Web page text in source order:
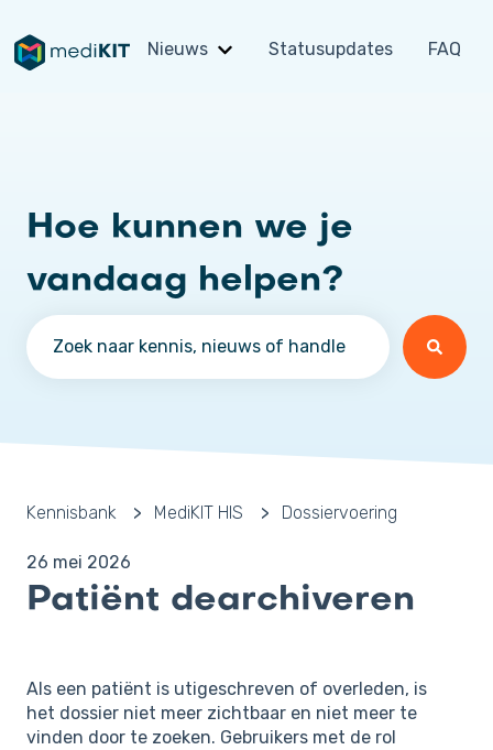
Nieuws
Submenu tonen voor Nieuws
Statusupdates FAQ
Hoe kunnen we je
vandaag helpen?
Kennisbank MediKIT HIS Dossiervoering
26 mei 2026
Patiënt dearchiveren
Als een patiënt is utigeschreven of overleden, is
het dossier niet meer zichtbaar en niet meer te
vinden door te zoeken. Gebruikers met de rol